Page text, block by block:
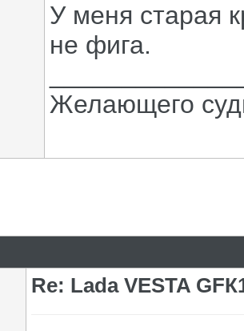
У меня старая
не фига.
Желающего
Re: Lada VESTA